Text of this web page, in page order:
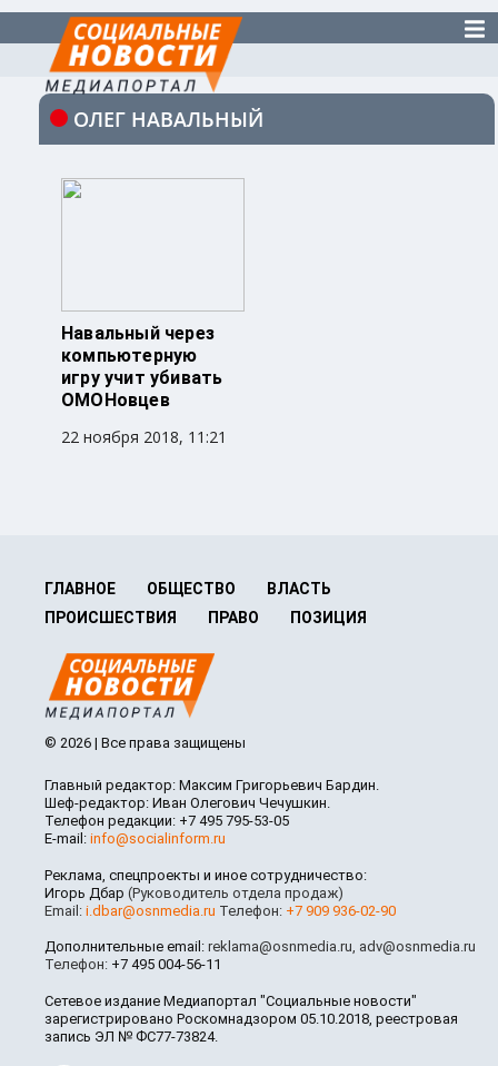
ОЛЕГ НАВАЛЬНЫЙ
Навальный через
компьютерную
игру учит убивать
ОМОНовцев
22 ноября 2018, 11:21
ГЛАВНОЕ ОБЩЕСТВО
ВЛАСТЬ
ПРОИСШЕСТВИЯ
ПРАВО ПОЗИЦИЯ
© 2026 | Все права защищены
Главный редактор: Максим Григорьевич Бардин.
Шеф-редактор: Иван Олегович Чечушкин.
Телефон редакции: +7 495 795-53-05
E-mail: info@socialinform.ru
Реклама, спецпроекты и иное сотрудничество:
Игорь Дбар (Руководитель отдела продаж)
Email: i.dbar@osnmedia.ru Телефон: +7 909 936-02-90
Дополнительные email: reklama@osnmedia.ru, adv@osnmedia.ru
Телефон: +7 495 004-56-11
Сетевое издание Медиапортал "Социальные новости"
зарегистрировано Роскомнадзором 05.10.2018, реестровая
запись ЭЛ № ФС77-73824.